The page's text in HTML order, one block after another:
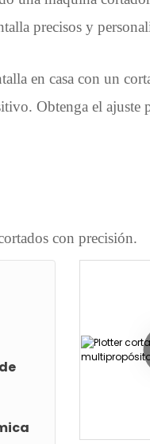
precisos y
en casa con un
Obtenga el
con precisión.